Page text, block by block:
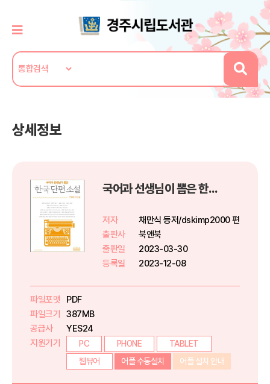
상세정보
국어과 선생님이 뽑은 한국 단편 소설 - 근현대·신소설
저자
채만식 등저/dskimp2000 편
출판사
북앤북
출판일
2023-03-30
등록일
2023-12-08
파일포맷
PDF
파일크기
387MB
공급사
YES24
지원기기
PC PHONE
TABLET
웹뷰어
어플 수동설치 어플 설치 안내